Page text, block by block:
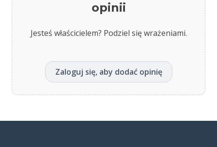
opinii
Jesteś właścicielem? Podziel się wrażeniami.
Zaloguj się, aby dodać opinię